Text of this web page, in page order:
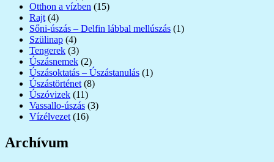
Otthon a vízben (15)
Rajt (4)
Sőni-úszás – Delfin lábbal mellúszás (1)
Szülinap (4)
Tengerek (3)
Úszásnemek (2)
Úszásoktatás – Úszástanulás (1)
Úszástörténet (8)
Úszóvizek (11)
Vassallo-úszás (3)
Vízélvezet (16)
Archívum